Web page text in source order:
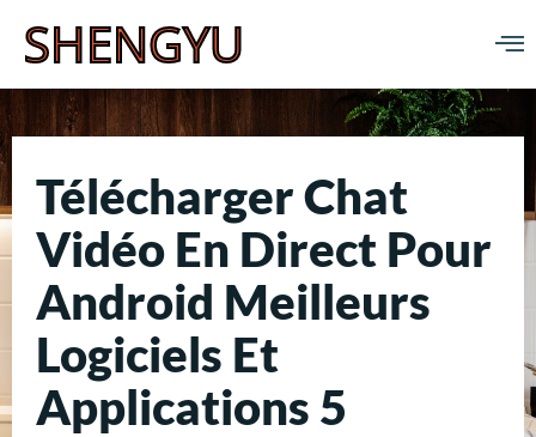
SHENGYU
Télécharger Chat
Vidéo En Direct Pour
Android Meilleurs
Logiciels Et
Applications 5